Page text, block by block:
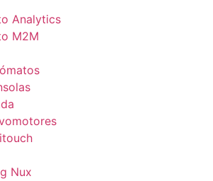
Analytics
M2M
Nux